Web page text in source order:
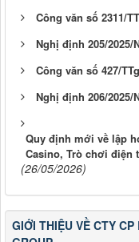
Công văn số 2311/
Nghị định 205/2025/
Công văn số 427/
Nghị định 206/2025/
Quy định mới về lập
Casino, Trò chơi điện
(26/05/2026)
GIỚI THIỆU VỀ CTY